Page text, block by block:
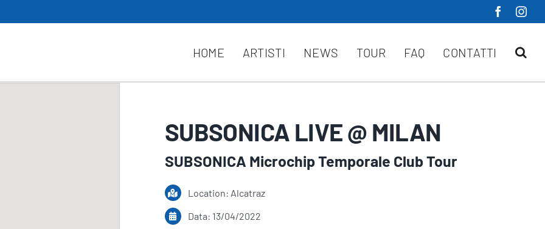
HOME ARTISTI NEWS TOUR FAQ CONTATTI
SUBSONICA LIVE @ MILAN
SUBSONICA Microchip Temporale Club Tour
Location: Alcatraz
Data: 13/04/2022